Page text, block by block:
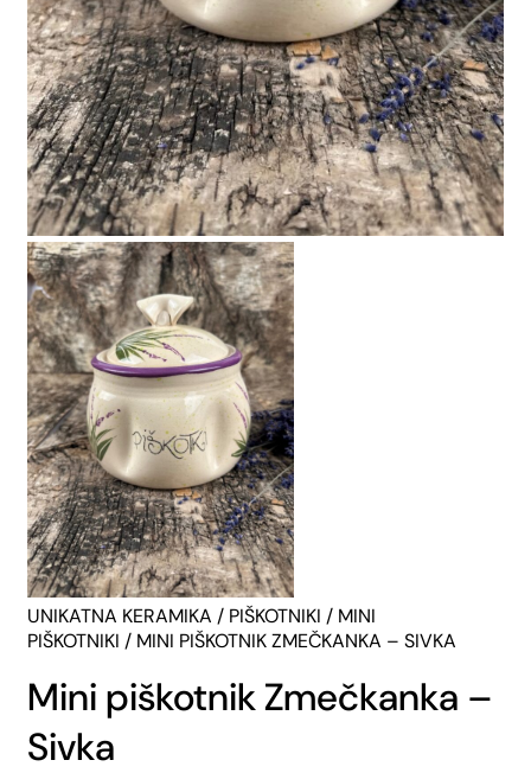
UNIKATNA KERAMIKA / PIŠKOTNIKI / MINI
PIŠKOTNIKI / MINI PIŠKOTNIK ZMEČKANKA – SIVKA
Mini piškotnik Zmečkanka –
Sivka